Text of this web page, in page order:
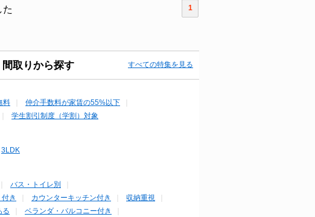
た 1
取りから探す すべての特集を見る
料
仲介手数料が家賃の55%以下
学生割引制度（学割）対象
3LDK
バス・トイレ別
き カウンターキッチン付き
収納重視
る
ベランダ・バルコニー付き